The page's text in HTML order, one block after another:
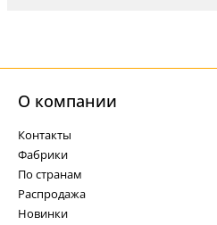
О компании
Контакты
Фабрики
По странам
Распродажа
Новинки